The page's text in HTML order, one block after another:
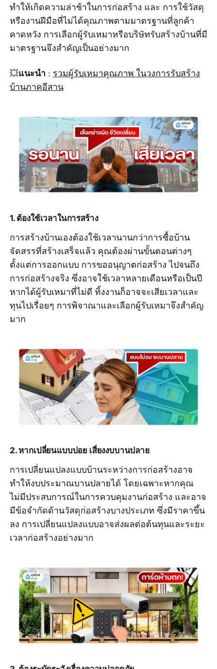
ทำให้เกิดความล่าช้าในการก่อสร้าง และ การใช้วัสดุ
หรืองานฝีมือที่ไม่ได้คุณภาพตามมาตรฐานที่ลูกค้า
คาดหวัง การเลือกผู้รับเหมาหรือบริษัทรับสร้างบ้านที่มี
มาตรฐานจึงสำคัญเป็นอย่างมาก
💥แนะนำ : รวมผู้รับเหมาคุณภาพ ในวงการรับสร้าง
บ้านภาคอีสาน
1. ต้องใช้เวลาในการสร้าง
การสร้างบ้านเองต้องใช้เวลานานกว่าการซื้อบ้าน
จัดสรรที่สร้างเสร็จแล้ว คุณต้องผ่านขั้นตอนต่างๆ
ตั้งแต่การออกแบบ การขออนุญาตก่อสร้าง ไปจนถึง
การก่อสร้างจริง ซึ่งอาจใช้เวลาหลายเดือนหรือเป็นปี
หากได้ผู้รับเหมาที่ไม่ดี ทิ้งงานก็อาจจะเสียเวลาและ
ทุนไปเรื่อยๆ การพิจาณาและเลือกผู้รับเหมาจึงสำคัญ
มาก
2. หากเปลี่ยนแบบบ่อย เสี่ยงงบบานปลาย
การเปลี่ยนแปลงแบบบ้านระหว่างการก่อสร้างอาจ
ทำให้งบประมาณบานปลายได้ โดยเฉพาะหากคุณ
ไม่มีประสบการณ์ในการควบคุมงานก่อสร้าง และอาจ
มีข้อจำกัดด้านวัสดุก่อสร้างบางประเภท ซึ่งมีราคาขึ้น
ลง การเปลี่ยนแปลงแบบอาจส่งผลต่อต้นทุนและระยะ
เวลาก่อสร้างอย่างมาก